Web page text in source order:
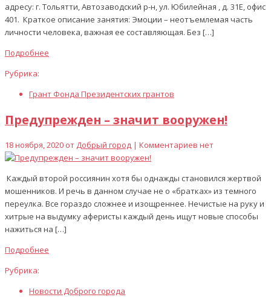
адресу: г. Тольятти, Автозаводский р-н, ул. Юбилейная , д. 31Е, офис
401. Краткое описание занятия: Эмоции – неотъемлемая часть
личности человека, важная ее составляющая. Без […]
Подробнее
Рубрика:
Грант Фонда Президентских грантов
Предупрежден – значит вооружен!
18 ноября, 2020 от Добрый город | Комментариев нет
Каждый второй россиянин хотя бы однажды становился жертвой
мошенников. И речь в данном случае не о «братках» из темного
переулка. Все гораздо сложнее и изощреннее. Нечистые на руку и
хитрые на выдумку аферисты каждый день ищут новые способы
нажиться на […]
Подробнее
Рубрика:
Новости Доброго города